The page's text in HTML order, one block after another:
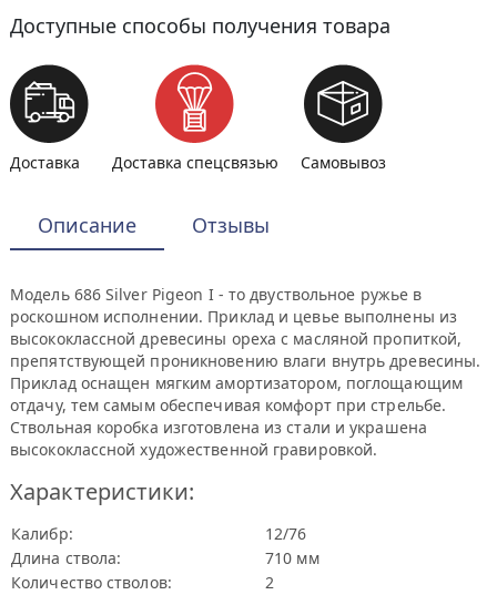
Доступные способы получения товара
Доставка Доставка спецсвязью Самовывоз
Описание Отзывы
Модель 686 Silver Pigeon I - то двуствольное ружье в
роскошном исполнении. Приклад и цевье выполнены из
высококлассной древесины ореха с масляной пропиткой,
препятствующей проникновению влаги внутрь древесины.
Приклад оснащен мягким амортизатором, поглощающим
отдачу, тем самым обеспечивая комфорт при стрельбе.
Ствольная коробка изготовлена из стали и украшена
высококлассной художественной гравировкой.
Характеристики:
Калибр:
12/76
Длина ствола:
710 мм
Количество стволов:
2